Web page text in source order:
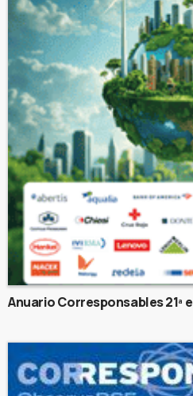
Anuario Corresponsables 21ª